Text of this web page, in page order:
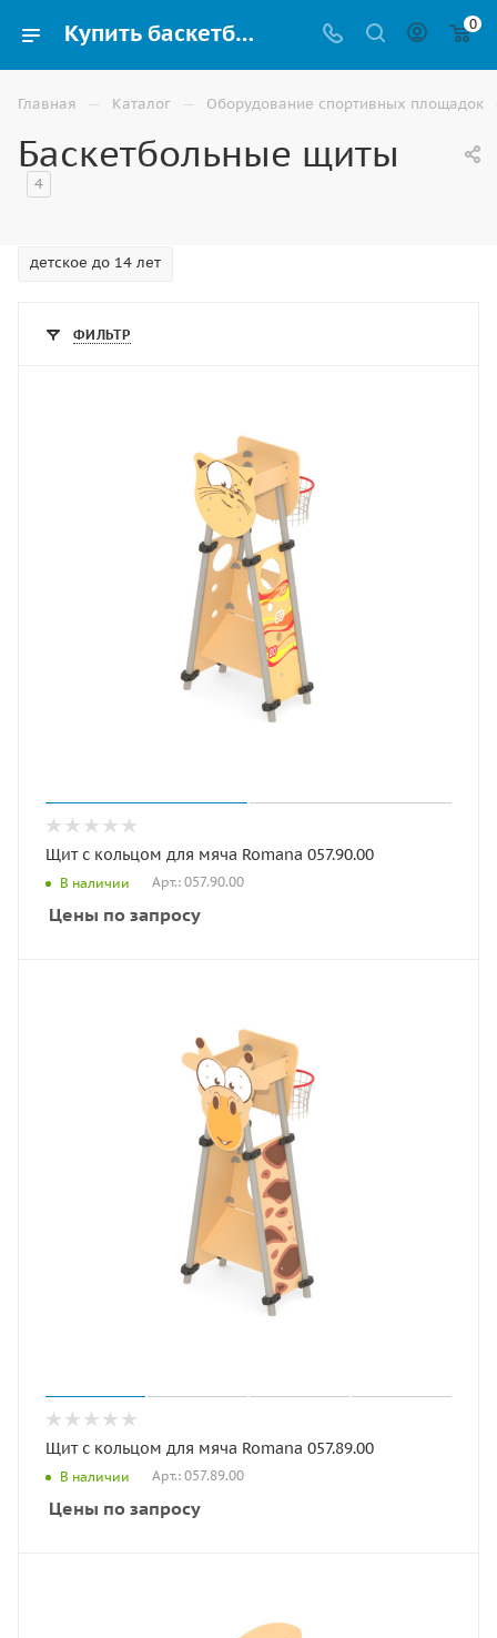
Купить баскетбольный щит с кольцом в Волгограде 0
Главная — Каталог — Оборудование спортивных площадок
Баскетбольные щиты
4
детское до 14 лет
ФИЛЬТР
Щит с кольцом для мяча Romana 057.90.00
В наличии Арт.: 057.90.00
Цены по запросу
Щит с кольцом для мяча Romana 057.89.00
В наличии Арт.: 057.89.00
Цены по запросу